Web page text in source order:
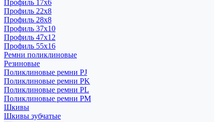
Профиль 17x6
Профиль 22x8
Профиль 28x8
Профиль 37x10
Профиль 47x12
Профиль 55x16
Ремни поликлиновые
Резиновые
Поликлиновые ремни PJ
Поликлиновые ремни PK
Поликлиновые ремни PL
Поликлиновые ремни PM
Шкивы
Шкивы зубчатые